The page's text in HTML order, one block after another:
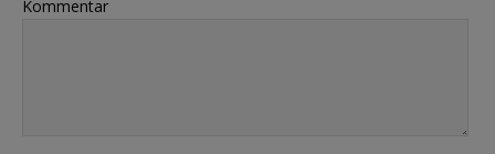
Kommentar